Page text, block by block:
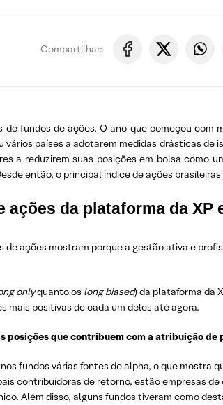
Compartilhar:
fundos de ações. O ano que começou
países a adotarem medidas drásticas
a reduzirem suas posições em bolsa como
então, o principal índice de ações
da plataforma da XP
de ações mostram porque a gestão ativa e
onlyquanto os long biased) da plataforma da
mais positivas de cada um deles até agora.
posições que contribuem com a atribuição de
fundos várias fontes de alpha, o que mostra
contribuidoras de retorno, estão empresas
Além disso, alguns fundos tiveram como